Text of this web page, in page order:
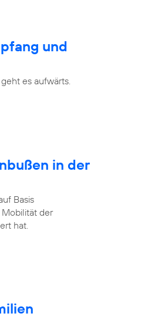
und
es aufwärts.
in der
Basis
der
hat.